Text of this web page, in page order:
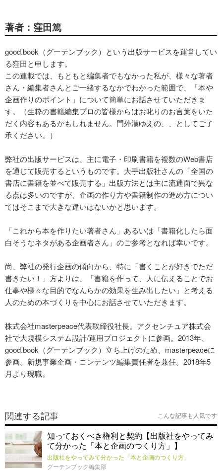
著者：窪田篤
good.book（グーテンブック）という出版サービスを運営してい
る窪田と申します。
この連載では、もともと編集者でもなかった私が、様々な著者
さん・編集者さんとご一緒するなかでわかった範囲で、「本や
企画作りのポイント」について簡単にお話させていただきま
す。（生粋の書籍編集プロの皆様からはお叱りのお言葉をいた
だく内容もあるかもしれません。門外漢ゆえの、、としてご了
承ください。）
弊社の出版サービスは、主に電子・印刷書籍を複数のWeb書店
を通じて販売するというものです。大手出版社さんの「全国の
書店に書籍を並べて販売する」出版方法とは主に流通面で異な
る点は多いのですが、企画の作り方や書籍制作の進め方につい
てはそこまで大きな違いはないかと思います。
「これから本を作りたい著者さん」あるいは「書籍化したら面
白そうなネタがある企画者さん」のご参考となれば幸いです。
尚、弊社の発行企画の傾向から、特に「書くことが好きでただ
書きたい！」方よりは、「書籍を作って、人に伝えることでお
仕事や様々な目的でなんらかの効果を生み出したい」と考える
人のための本づくりを中心にお話させていただきます。
株式会社masterpeace代表取締役社長。アクセンチュア株式会
社で大規模システム設計/運用プロジェクトに参画。2013年、
good.book（グーテンブック）立ち上げのため、masterpeaceに
参画。新規事業企画・コンテンツ編集責任者を兼任。2018年5
月より現職。
関連する記事 こんな記事も人気です
知っておくべき権利と契約【出版社をやってみ
て分かった「本と企画のつくり方」】
出版社をやってみて分かった「本と企画のつくり方」
グーテンブック編集部